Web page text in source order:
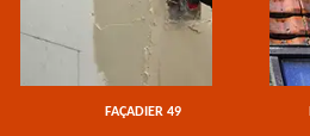
FAÇADIER 49